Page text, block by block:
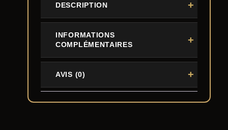
DESCRIPTION
INFORMATIONS
COMPLÉMENTAIRES
AVIS (0)